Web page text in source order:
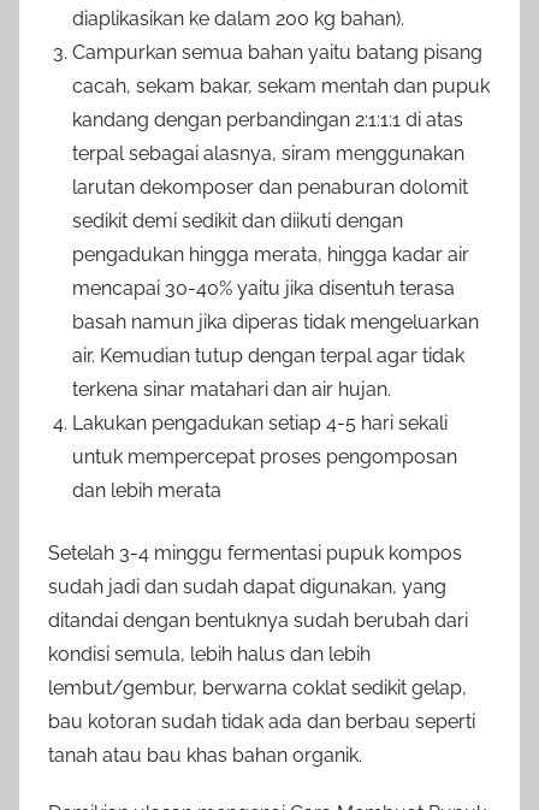
diaplikasikan ke dalam 200 kg bahan).
Campurkan semua bahan yaitu batang pisang
cacah, sekam bakar, sekam mentah dan pupuk
kandang dengan perbandingan 2:1:1:1 di atas
terpal sebagai alasnya, siram menggunakan
larutan dekomposer dan penaburan dolomit
sedikit demi sedikit dan diikuti dengan
pengadukan hingga merata, hingga kadar air
mencapai 30-40% yaitu jika disentuh terasa
basah namun jika diperas tidak mengeluarkan
air. Kemudian tutup dengan terpal agar tidak
terkena sinar matahari dan air hujan.
Lakukan pengadukan setiap 4-5 hari sekali
untuk mempercepat proses pengomposan
dan lebih merata
Setelah 3-4 minggu fermentasi pupuk kompos
sudah jadi dan sudah dapat digunakan, yang
ditandai dengan bentuknya sudah berubah dari
kondisi semula, lebih halus dan lebih
lembut/gembur, berwarna coklat sedikit gelap,
bau kotoran sudah tidak ada dan berbau seperti
tanah atau bau khas bahan organik.